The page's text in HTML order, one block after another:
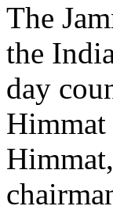
The
the
day